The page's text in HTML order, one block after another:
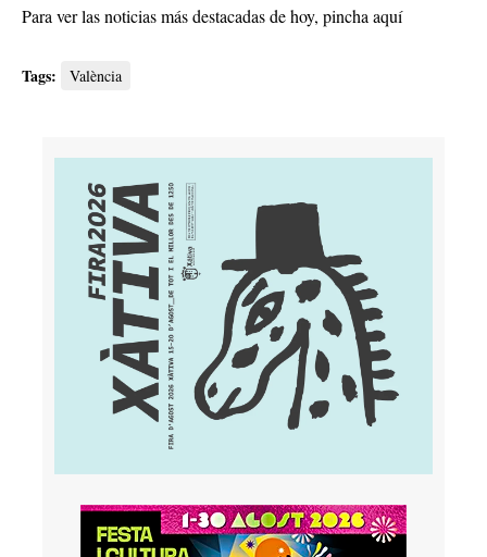
Para ver las noticias más destacadas de hoy, pincha aquí
Tags: València